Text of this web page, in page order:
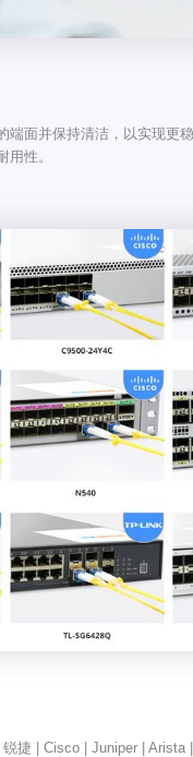
端面并保持清洁，以实现更
用性。
捷 | Cisco | Juniper | Arista